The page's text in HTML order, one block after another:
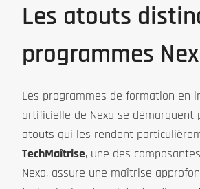
Les atouts
programmes
Les programmes de formation en
artificielle de Nexa se démarquent
atouts qui les rendent
TechMaîtrise, une des
Nexa, assure une maîtrise